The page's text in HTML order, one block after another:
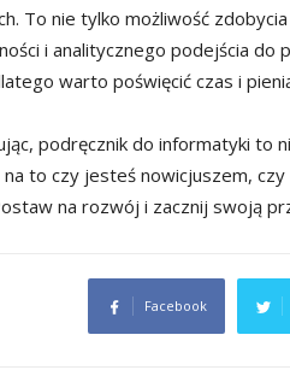
To nie tylko możliwość
i analitycznego podejścia do
warto poświęcić czas i
podręcznik do informatyki to
to czy jesteś nowicjuszem,
na rozwój i zacznij swoją
Facebook